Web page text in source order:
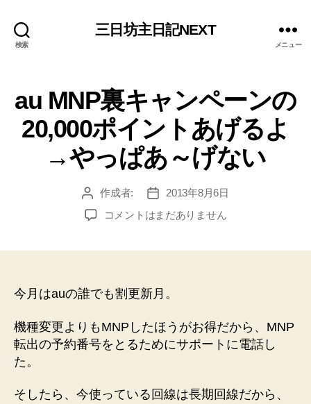
検索
三日坊主日記NEXT
メニュー
au MNP裏キャンペーンの
20,000ポイントあげるよ
→やっぱあ～げない
投
稿
者
作成者:
投
稿
日
2013年8月6日
au
ン
ー
ン
の
イ
コメントはまだありません
今月はauの誰でも割更新月。
機種変更よりもMNPしたほうがお得だから、MNP
転出の予約番号をとるためにサポートに電話し
た。
そしたら、今使っている回線は長期回線だから、